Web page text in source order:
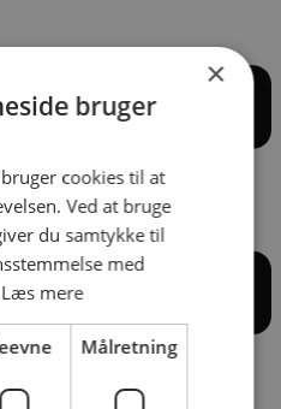
×
bruger
cookies til at
Ved at bruge
du samtykke til
med
Læs mere
Målretning